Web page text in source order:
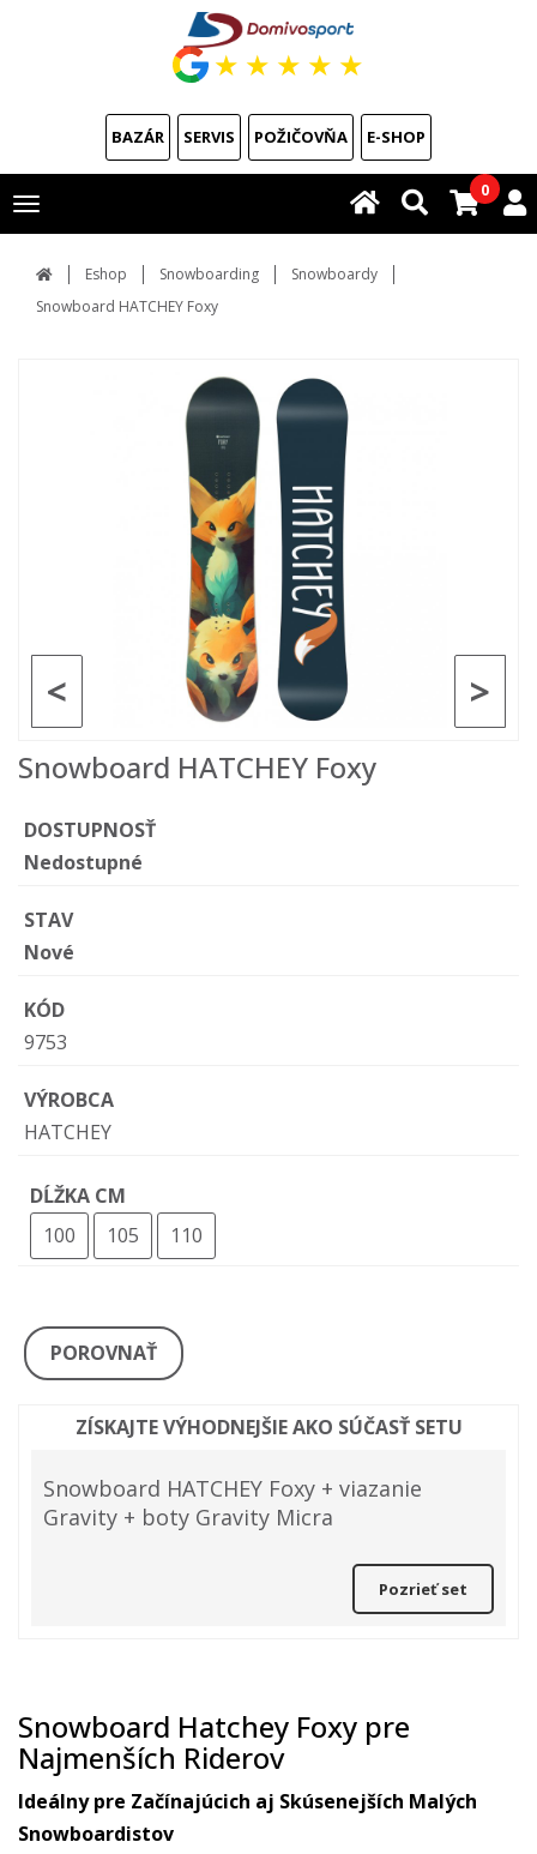
★ ★ ★ ★ ★
BAZÁR SERVIS POŽIČOVŇA E-SHOP
Toggle
navigation
0
Eshop Snowboarding
Snowboardy
Snowboard HATCHEY Foxy
>
<
Snowboard HATCHEY Foxy
DOSTUPNOSŤ
Nedostupné
STAV
Nové
KÓD
9753
VÝROBCA
HATCHEY
DĹŽKA CM
100
105 110
POROVNAŤ
ZÍSKAJTE VÝHODNEJŠIE AKO SÚČASŤ SETU
Snowboard HATCHEY Foxy + viazanie
Gravity + boty Gravity Micra
Pozrieť set
Snowboard Hatchey Foxy pre
Najmenších Riderov
Ideálny pre Začínajúcich aj Skúsenejších Malých
Snowboardistov